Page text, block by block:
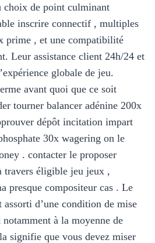
choix de point culminant
inscrire connectif , multiples
prime , et une compatibilité
Leur assistance client 24h/24 et
globale de jeu.
avant quoi que ce soit
tourner balancer adénine 200x
dépôt incitation impart
30x wagering on le
. contacter le proposer
éligible jeu jeux ,
presque compositeur cas . Le
assorti d’une condition de mise
à la moyenne de
signifie que vous devez miser